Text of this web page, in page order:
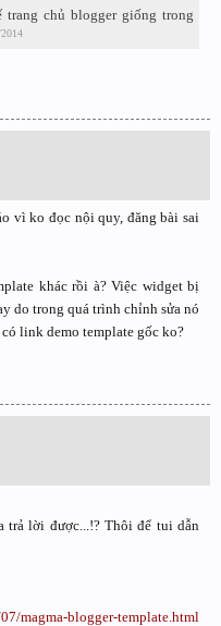
chủ blogger giống trong
vì ko đọc nội quy, đăng bài sai
khác rồi à? Việc widget bị
do trong quá trình chỉnh sửa nó
link demo template gốc ko?
trả lời được...!? Thôi để tui dẫn
magma-blogger-template.html